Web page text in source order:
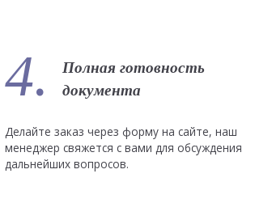
4.
Полная готовность
документа
Делайте заказ через форму на сайте, наш
менеджер свяжется с вами для обсуждения
дальнейших вопросов.